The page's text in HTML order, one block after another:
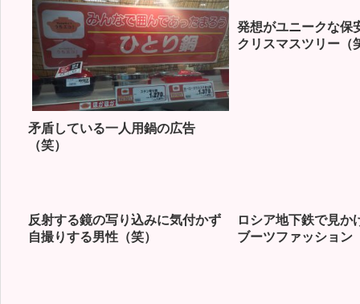
矛盾している一人用鍋の広告
（笑）
発想がユニークな保
クリスマスツリー（
反射する鏡の写り込みに気付かず
自撮りする男性（笑）
ロシア地下鉄で見か
ブーツファッション